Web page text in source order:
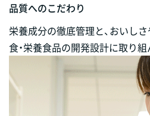
品質へのこだわり
栄養成分の徹底管理と、おいし
食・栄養食品の開発設計に取り組